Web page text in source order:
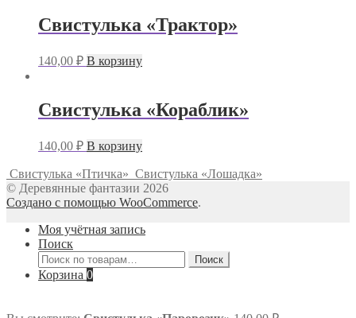
Свистулька «Трактор»
140,00 ₽ В корзину
Свистулька «Кораблик»
140,00 ₽ В корзину
Свистулька «Птичка» Свистулька «Лошадка»
© Деревянные фантазии 2026
Создано с помощью WooCommerce.
Моя учётная запись
Поиск
Искать:
Поиск
Корзина 0